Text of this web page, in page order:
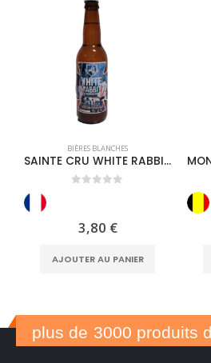
BIÈRES BLANCHES
SAINTE CRU WHITE RABBIT 5° 33CL
3,80 €
AJOUTER AU PANIER
plus de 3000 produits